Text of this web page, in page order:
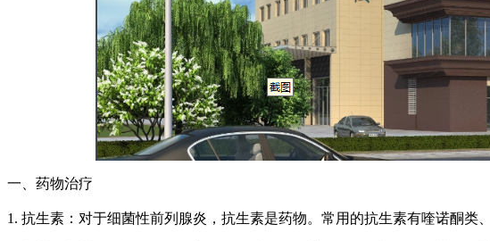
一、药物治疗
1. 抗生素：对于细菌性前列腺炎，抗生素是药物。常用的抗生素有喹诺酮类